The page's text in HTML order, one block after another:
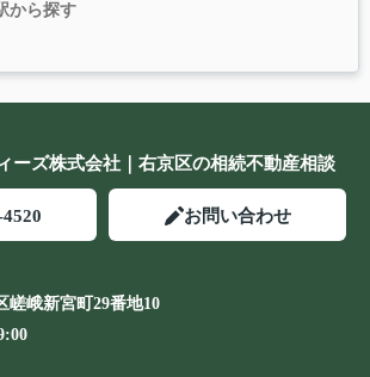
から探す
ーズ株式会社｜右京区の相続不動産相談
お問い合わせ
嵯峨新宮町29番地10